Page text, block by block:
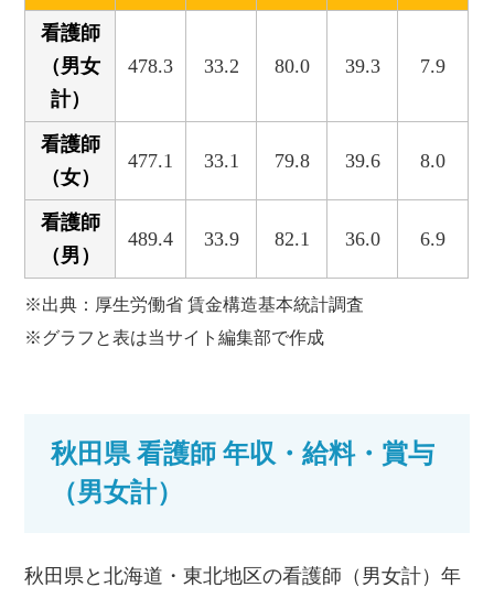
看護師
（男女
計）
478.3 33.2 80.0 39.3 7.9
看護師
（女）
477.1 33.1 79.8 39.6 8.0
看護師
（男）
489.4 33.9 82.1 36.0 6.9
※出典：厚生労働省 賃金構造基本統計調査
※グラフと表は当サイト編集部で作成
秋田県 看護師 年収・給料・賞与
（男女計）
秋田県と北海道・東北地区の看護師（男女計）年